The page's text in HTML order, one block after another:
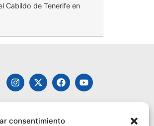
consentimiento
Cabildo de Tenerife en